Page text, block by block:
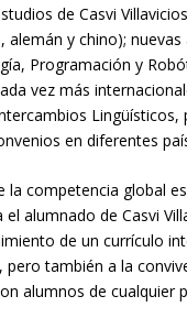
de Casvi
alemán y chino); nuevas
Programación y
vez más
Lingüísticos,
en diferentes
la competencia global
alumnado de Casvi
de un currículo
pero también a la
alumnos de cualquier